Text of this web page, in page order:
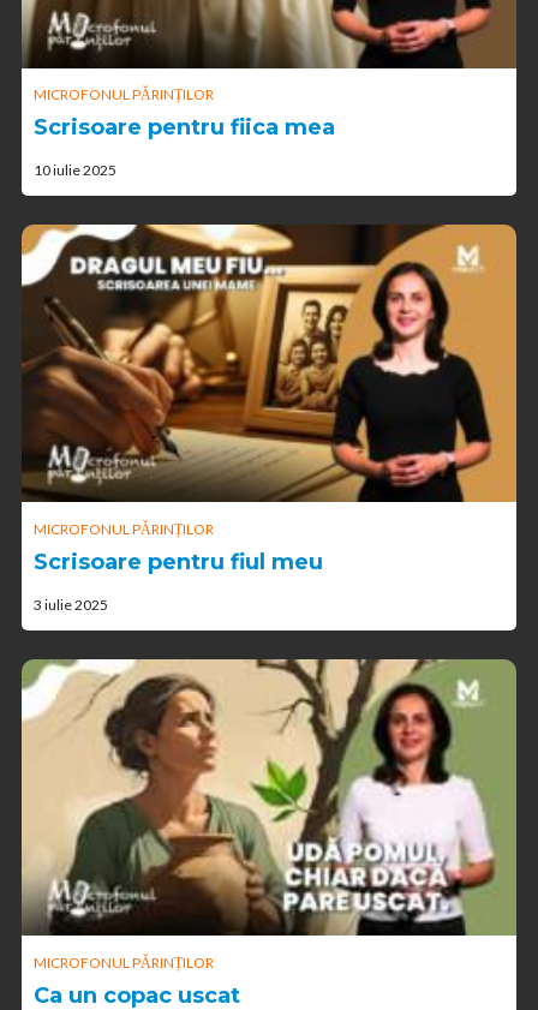
MICROFONUL PĂRINȚILOR
Scrisoare pentru fiica mea
10 iulie 2025
MICROFONUL PĂRINȚILOR
Scrisoare pentru fiul meu
3 iulie 2025
MICROFONUL PĂRINȚILOR
Ca un copac uscat